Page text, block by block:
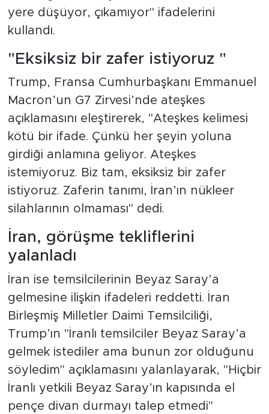
yere düşüyor, çıkamıyor" ifadelerini
kullandı.
"Eksiksiz bir zafer istiyoruz "
Trump, Fransa Cumhurbaşkanı Emmanuel
Macron’un G7 Zirvesi’nde ateşkes
açıklamasını eleştirerek, "Ateşkes kelimesi
kötü bir ifade. Çünkü her şeyin yoluna
girdiği anlamına geliyor. Ateşkes
istemiyoruz. Biz tam, eksiksiz bir zafer
istiyoruz. Zaferin tanımı, İran’ın nükleer
silahlarının olmaması" dedi.
İran, görüşme tekliflerini
yalanladı
İran ise temsilcilerinin Beyaz Saray’a
gelmesine ilişkin ifadeleri reddetti. İran
Birleşmiş Milletler Daimi Temsilciliği,
Trump’ın "İranlı temsilciler Beyaz Saray’a
gelmek istediler ama bunun zor olduğunu
söyledim" açıklamasını yalanlayarak, "Hiçbir
İranlı yetkili Beyaz Saray’ın kapısında el
pençe divan durmayı talep etmedi"